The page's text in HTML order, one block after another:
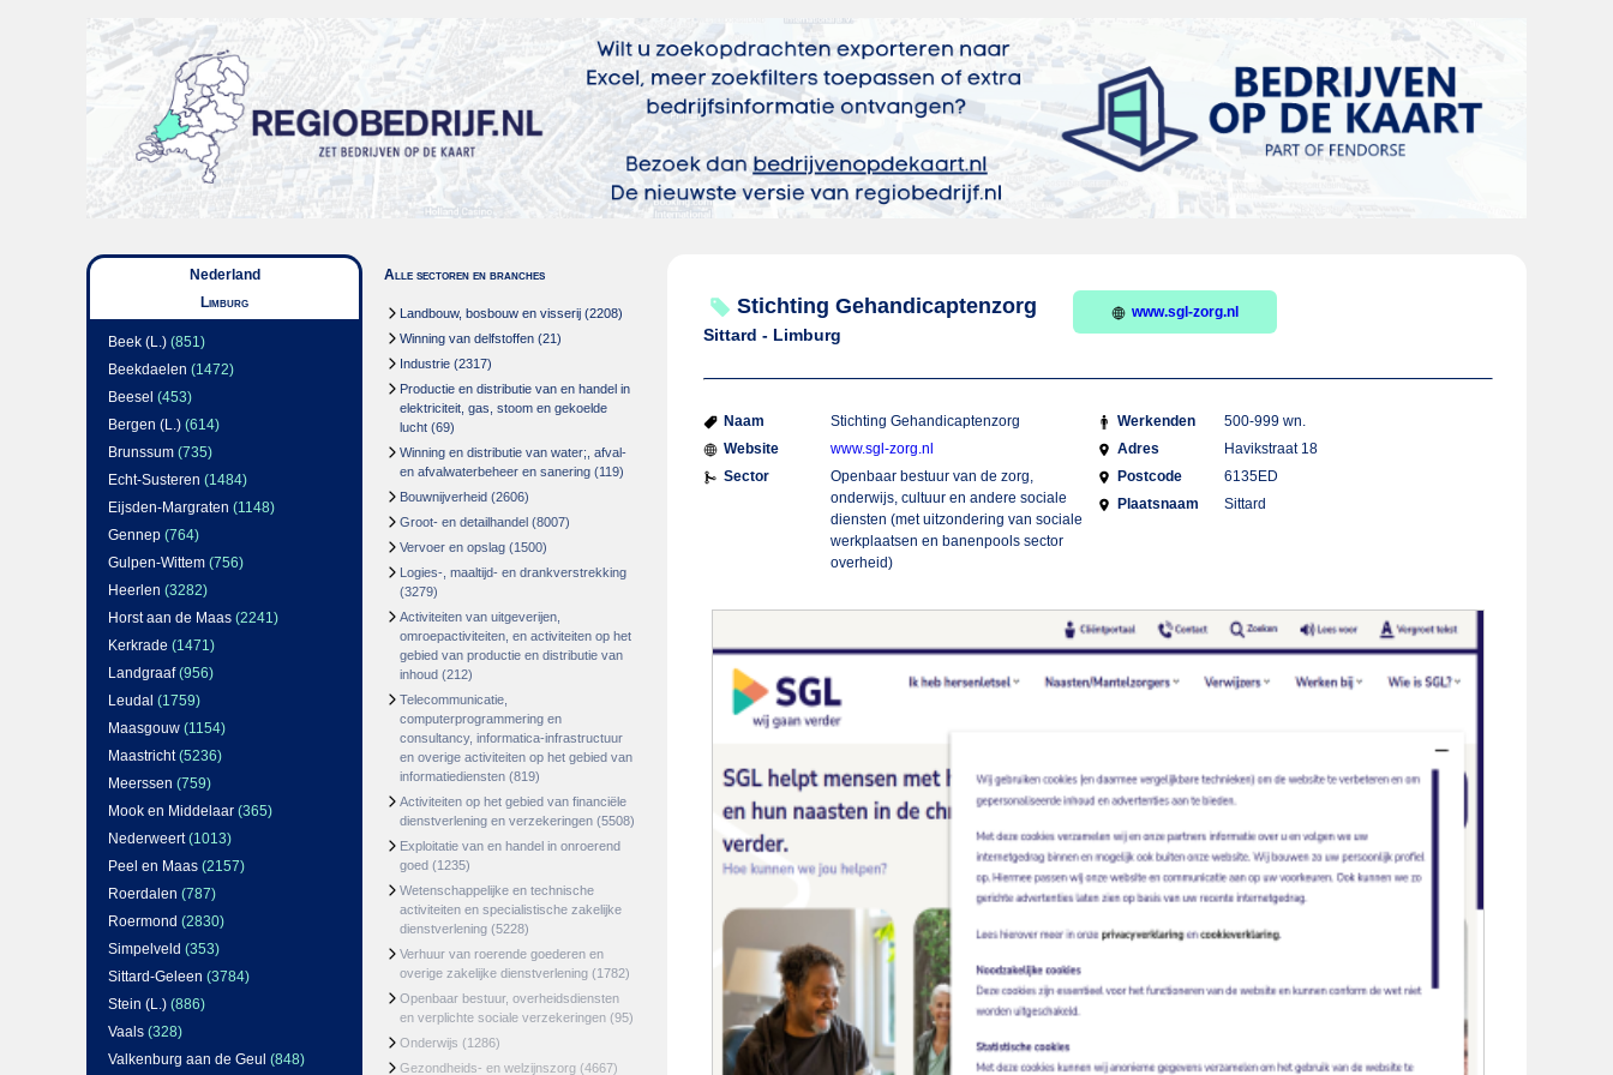
Nederland
Limburg
Beek (L.) (851)
Beekdaelen (1472)
Beesel (453)
Bergen (L.) (614)
Brunssum (735)
Echt-Susteren (1484)
Eijsden-Margraten (1148)
Gennep (764)
Gulpen-Wittem (756)
Heerlen (3282)
Horst aan de Maas (2241)
Kerkrade (1471)
Landgraaf(956)
Leudal (1759)
Maasgouw (1154)
Maastricht(5236)
Meerssen (759)
Mook en Middelaar (365)
Nederweert(1013)
Peel en Maas (2157)
Roerdalen (787)
Roermond (2830)
Simpelveld (353)
Sittard-Geleen (3784)
Stein (L.) (886)
Vaals (328)
Valkenburg aan de Geul (848)
Alle sectoren en branches
Landbouw, bosbouw en visserij (2208)
Winning van delfstoffen (21)
Industrie (2317)
Productie en distributie van en handel in
elektriciteit, gas, stoom en gekoelde
lucht (69)
Winning en distributie van water;, afval-
en afvalwaterbeheer en sanering (119)
Bouwnijverheid (2606)
Groot- en detailhandel (8007)
Vervoer en opslag (1500)
Logies-, maaltijd- en drankverstrekking
(3279)
Activiteiten van uitgeverijen,
omroepactiviteiten, en activiteiten op het
gebied van productie en distributie van
inhoud (212)
Telecommunicatie,
computerprogrammering en
consultancy, informatica-infrastructuur
en overige activiteiten op het gebied van
informatiediensten (819)
Activiteiten op het gebied van financiële
dienstverlening en verzekeringen (5508)
Exploitatie van en handel in onroerend
goed (1235)
Wetenschappelijke en technische
activiteiten en specialistische zakelijke
dienstverlening (5228)
Verhuur van roerende goederen en
overige zakelijke dienstverlening (1782)
Openbaar bestuur, overheidsdiensten
en verplichte sociale verzekeringen (95)
Onderwijs (1286)
Gezondheids- en welzijnszorg (4667)
Stichting Gehandicaptenzorg
Sittard - Limburg
www.sgl-zorg.nl
Naam
Stichting Gehandicaptenzorg
Website
www.sgl-zorg.nl
Sector
Openbaar bestuur van de zorg,
onderwijs, cultuur en andere sociale
diensten (met uitzondering van sociale
werkplaatsen en banenpools sector
overheid)
Werkenden
500-999 wn.
Adres
Havikstraat 18
Postcode
6135ED
Plaatsnaam
Sittard